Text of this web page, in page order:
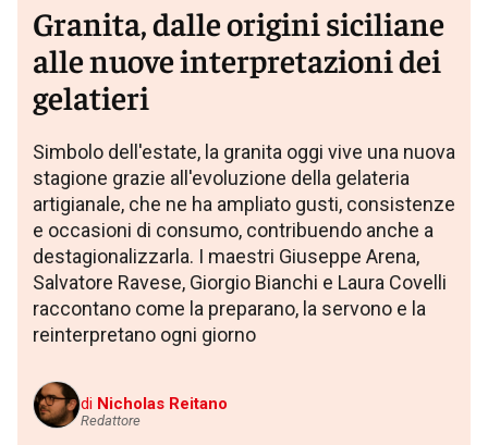
Granita, dalle origini siciliane
alle nuove interpretazioni dei
gelatieri
Simbolo dell'estate, la granita oggi vive una nuova
stagione grazie all'evoluzione della gelateria
artigianale, che ne ha ampliato gusti, consistenze
e occasioni di consumo, contribuendo anche a
destagionalizzarla. I maestri Giuseppe Arena,
Salvatore Ravese, Giorgio Bianchi e Laura Covelli
raccontano come la preparano, la servono e la
reinterpretano ogni giorno
di Nicholas Reitano
Redattore